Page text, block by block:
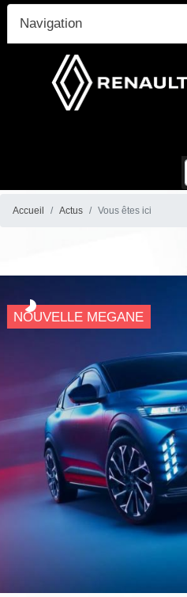
Navigation
Accueil Actus Vous êtes ici
NOUVELLE MEGANE